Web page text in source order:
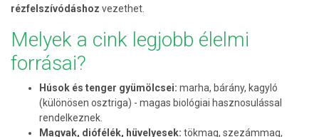
rézfelszívódáshoz vezethet.
Melyek a cink legjobb élelmi
forrásai?
Húsok és tenger gyümölcsei: marha, bárány, kagyló
(különösen osztriga) - magas biológiai hasznosulással
rendelkeznek.
Magvak, diófélék, hüvelyesek: tökmag, szezámmag,